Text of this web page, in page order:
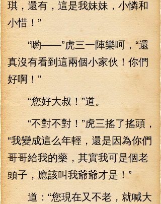
琪，還有，這是我妹妹，小憐和
小惜！”
“喲——”虎三一陣樂呵，“還
真沒有看到這兩個小家伙！你們
好啊！”
“您好大叔！”道。
“不對不對！”虎三搖了搖頭，
“我變成這么年輕，還是因為你們
哥哥給我的藥，其實我可是個老
頭子，應該叫我爺爺才是！”
道：“您現在又不老，就喊大